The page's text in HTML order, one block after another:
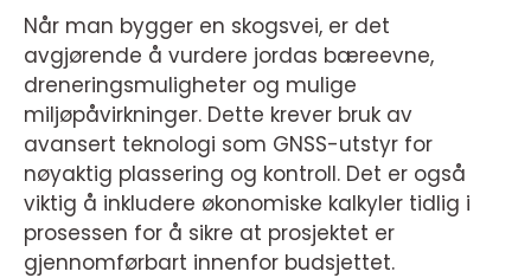
Når man bygger en skogsvei, er det
avgjørende å vurdere jordas bæreevne,
dreneringsmuligheter og mulige
miljøpåvirkninger. Dette krever bruk av
avansert teknologi som GNSS-utstyr for
nøyaktig plassering og kontroll. Det er også
viktig å inkludere økonomiske kalkyler tidlig i
prosessen for å sikre at prosjektet er
gjennomførbart innenfor budsjettet.